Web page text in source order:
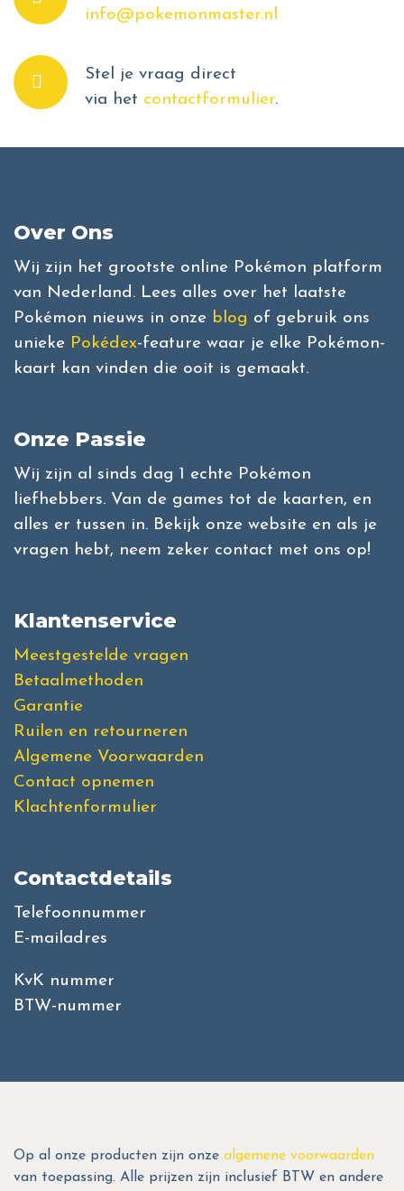
info@pokemonmaster.nl
Stel je vraag direct
via het contactformulier.
Over Ons
Wij zijn het grootste online Pokémon platform
van Nederland. Lees alles over het laatste
Pokémon nieuws in onze blog of gebruik ons
unieke Pokédex-feature waar je elke Pokémon-
kaart kan vinden die ooit is gemaakt.
Onze Passie
Wij zijn al sinds dag 1 echte Pokémon
liefhebbers. Van de games tot de kaarten, en
alles er tussen in. Bekijk onze website en als je
vragen hebt, neem zeker contact met ons op!
Klantenservice
Meestgestelde vragen
Betaalmethoden
Garantie
Ruilen en retourneren
Algemene Voorwaarden
Contact opnemen
Klachtenformulier
Contactdetails
Telefoonnummer
E-mailadres
KvK nummer
BTW-nummer
Op al onze producten zijn onze algemene voorwaarden
van toepassing. Alle prijzen zijn inclusief BTW en andere